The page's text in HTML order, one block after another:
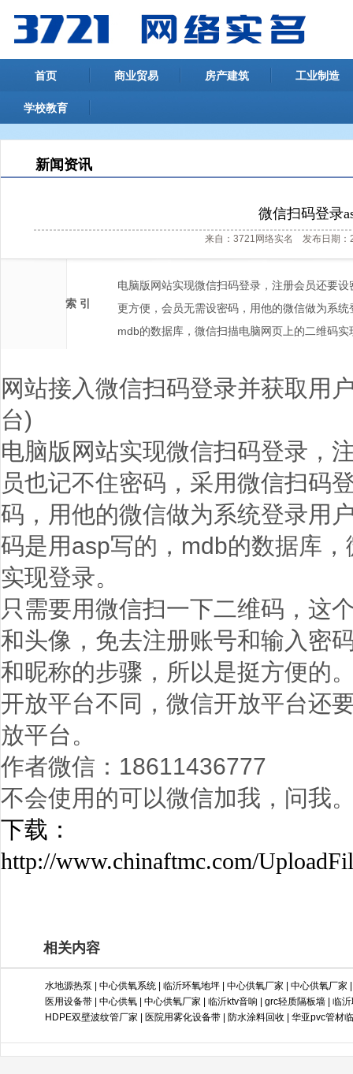
首页 商业贸易 房产建筑 工业制造
学校教育
新闻资讯
微信扫码登录
来自：3721网络实名 发布日期
索 引
电脑版网站实现微信扫码登录，注册会员还要
更方便，会员无需设密码，用他的微信做为系
mdb的数据库，微信扫描电脑网页上的二维码实
网站接入微信扫码登录并获取用
台)
电脑版网站实现微信扫码登录，
员也记不住密码，采用微信扫码
码，用他的微信做为系统登录用
码是用asp写的，mdb的数据库
实现登录。
只需要用微信扫一下二维码，这
和头像，免去注册账号和输入密
和昵称的步骤，所以是挺方便的
开放平台不同，微信开放平台还
放平台。
作者微信：18611436777
不会使用的可以微信加我，问我
下载：
http://www.chinaftmc.com/
相关内容
水地源热泵 中心供氧系统| 临沂环氧地坪| 中心供氧厂家 中心供氧厂家
医用设备带| 中心供氧| 中心供氧厂家 临沂ktv音响 grc轻质隔板墙| 临
HDPE双壁波纹管厂家
医院用雾化设备带| 防水涂料回收 华亚pvc管材